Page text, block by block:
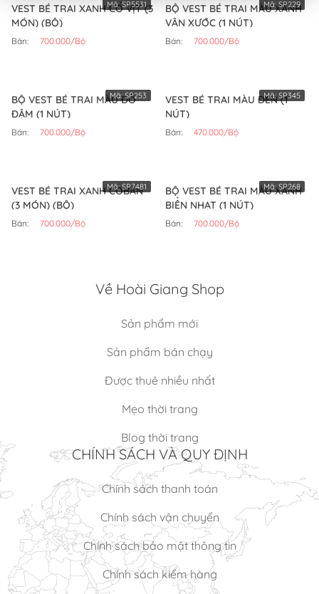
VEST BÉ TRAI XANH CỔ VỊT (3
MÓN) (BỘ)
Bán: 700.000/Bộ
Mã:SP5531
BỘ VEST BÉ TRAI MÀU XANH
VÂN XƯỚC (1 NÚT)
Bán: 700.000/Bộ
Mã:SP229
BỘ VEST BÉ TRAI MÀU ĐỎ
ĐẬM (1 NÚT)
Bán: 700.000/Bộ
Mã:SP253
VEST BÉ TRAI MÀU ĐEN (1
NÚT)
Bán: 470.000/Bộ
Mã:SP345
VEST BÉ TRAI XANH COBAN
(3 MÓN) (BỘ)
Bán: 700.000/Bộ
Mã:SP7481
BỘ VEST BÉ TRAI MÀU XANH
BIỂN NHẠT (1 NÚT)
Bán: 700.000/Bộ
Mã:SP268
Về Hoài Giang Shop
Sản phẩm mới
Sản phẩm bán chạy
Được thuê nhiều nhất
Mẹo thời trang
Blog thời trang
CHÍNH SÁCH VÀ QUY ĐỊNH
Chính sách thanh toán
Chính sách vận chuyển
Chính sách bảo mật thông tin
Chính sách kiểm hàng